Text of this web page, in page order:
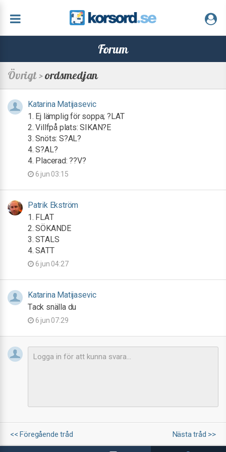
Forum
Övrigt >ordsmedjan
Katarina Matijasevic
1. Ej lämplig för soppa; ?LAT
2. Villfpå plats: SIKAN?E
3. Snöts: S?AL?
4. S?AL?
4. Placerad: ??V?
6 jun 03:15
Patrik Ekström
1. FLAT
2. SÖKANDE
3. STALS
4. SATT
6 jun 04:27
Katarina Matijasevic
Tack snälla du
6 jun 07:29
<< Föregående tråd Nästa tråd >>